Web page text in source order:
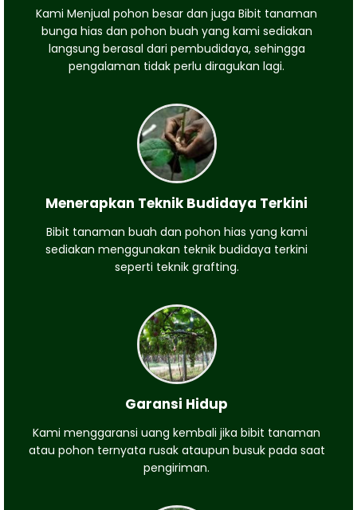
Kami Menjual pohon besar dan juga Bibit tanaman
bunga hias dan pohon buah yang kami sediakan
langsung berasal dari pembudidaya, sehingga
pengalaman tidak perlu diragukan lagi.
Menerapkan Teknik Budidaya Terkini
Bibit tanaman buah dan pohon hias yang kami
sediakan menggunakan teknik budidaya terkini
seperti teknik grafting.
Garansi Hidup
Kami menggaransi uang kembali jika bibit tanaman
atau pohon ternyata rusak ataupun busuk pada saat
pengiriman.